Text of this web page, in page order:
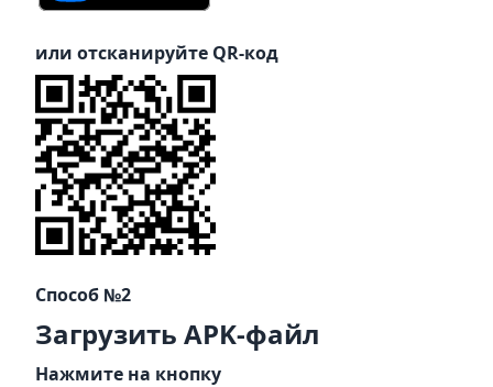
или отсканируйте QR-код
Способ №2
Загрузить APK-файл
Нажмите на кнопку